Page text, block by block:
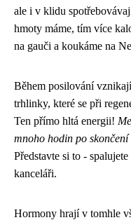
ale i v klidu
hmoty máme, tím více
na gauči a koukáme na
Během posilování
trhlinky, které se při
Ten přímo hltá energii!
mnoho hodin po
Představte si to -
kanceláři.
Hormony hrají v tomhle